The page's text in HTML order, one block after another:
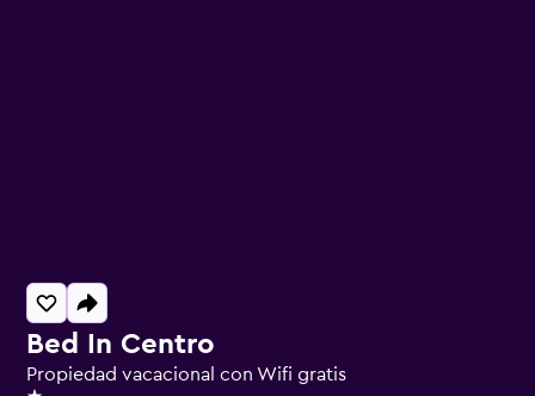
Bed In Centro
Propiedad vacacional con Wifi gratis